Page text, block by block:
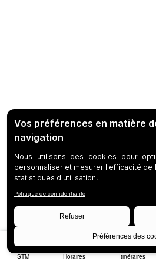
STM Horaires Itinéraires